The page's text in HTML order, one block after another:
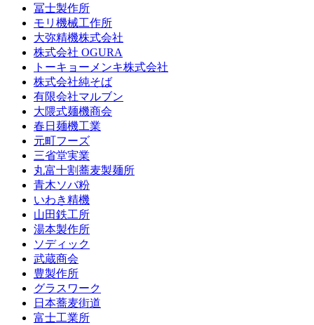
冨士製作所
モリ機械工作所
大弥精機株式会社
株式会社 OGURA
トーキョーメンキ株式会社
株式会社純そば
有限会社マルブン
大隈式麺機商会
春日麺機工業
元町フーズ
三省堂実業
丸富十割蕎麦製麺所
青木ソバ粉
いわき精機
山田鉄工所
湯本製作所
ソディック
武蔵商会
豊製作所
グラスワーク
日本蕎麦街道
富士工業所